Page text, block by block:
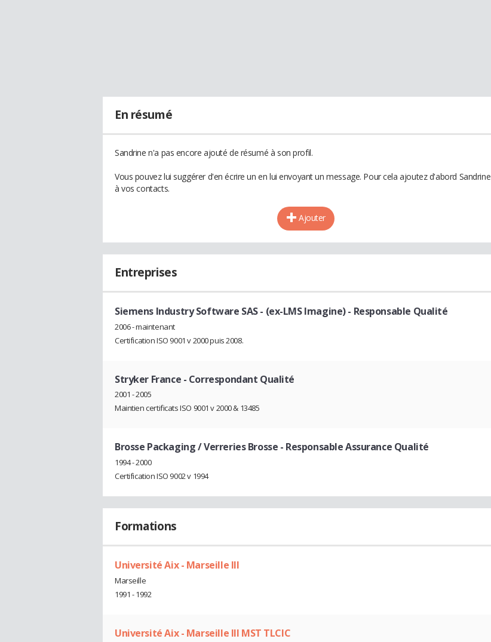
En résumé
Sandrine n'a pas encore ajouté de résumé à son profil.
Vous pouvez lui suggérer d'en écrire un en lui envoyant un message. Pour cela ajoutez d'abord Sandrine
à vos contacts.
Ajouter
Entreprises
Siemens Industry Software SAS - (ex-LMS Imagine)- Responsable Qualité
2006 - maintenant
Certification ISO 9001 v 2000 puis 2008.
Stryker France - Correspondant Qualité
2001 - 2005
Maintien certificats ISO 9001 v 2000 & 13485
Brosse Packaging / Verreries Brosse - Responsable Assurance Qualité
1994 - 2000
Certification ISO 9002 v 1994
Formations
Université Aix - Marseille III
Marseille
1991 - 1992
Université Aix - Marseille III MST TLCIC